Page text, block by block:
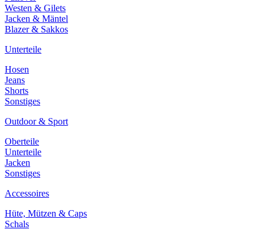
Westen & Gilets
Jacken & Mäntel
Blazer & Sakkos
Unterteile
Hosen
Jeans
Shorts
Sonstiges
Outdoor & Sport
Oberteile
Unterteile
Jacken
Sonstiges
Accessoires
Hüte, Mützen & Caps
Schals